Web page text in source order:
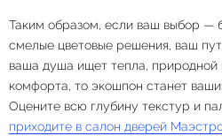
Таким образом, если ваш выбор —
смелые цветовые решения, ваш
ваша душа ищет тепла, природной
комфорта, то экошпон станет
Оцените всю глубину текстур и
приходите в салон дверей